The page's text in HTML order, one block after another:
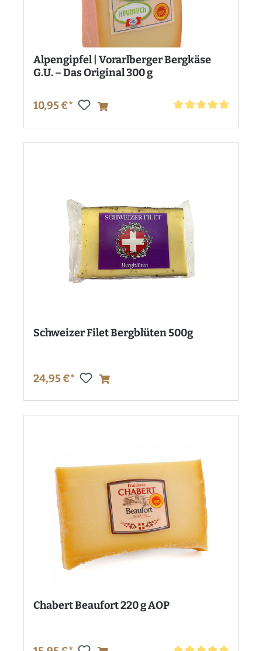
Alpengipfel | Vorarlberger Bergkäse
G.U. – Das Original 300 g
10,95 €*
Schweizer Filet Bergblüten 500g
24,95 €*
Chabert Beaufort 220 g AOP